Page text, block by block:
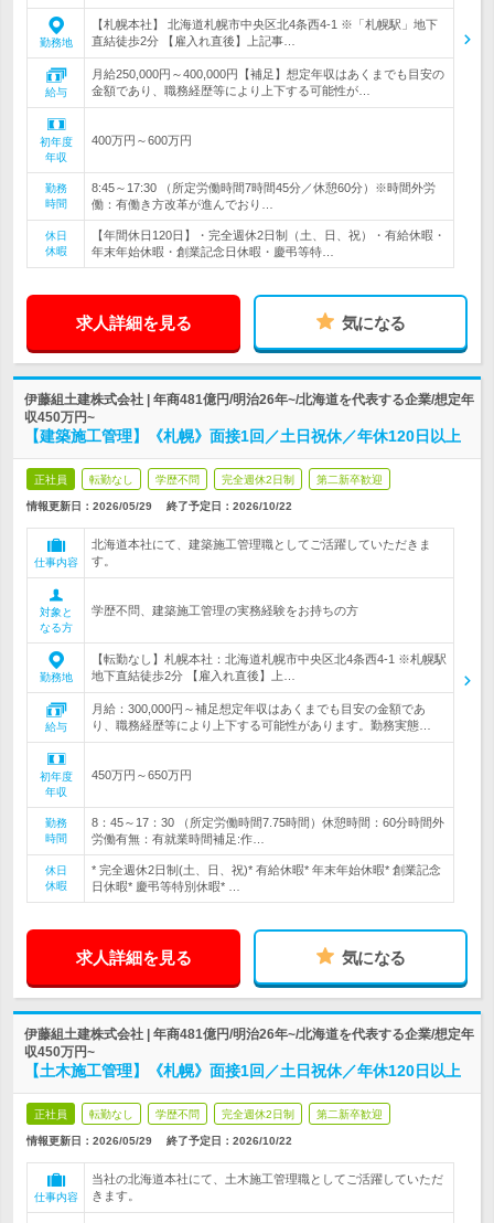
勤務地
【札幌本社】 北海道札幌市中央区北4条西4-1 ※「札幌駅」地下
直結徒歩2分 【雇入れ直後】上記事…
給与
月給250,000円～400,000円【補足】想定年収はあくまでも目安の
金額であり、職務経歴等により上下する可能性が…
初年度
年収
400万円～600万円
勤務
時間
8:45～17:30 （所定労働時間7時間45分／休憩60分）※時間外労
働：有働き方改革が進んでおり…
休日
休暇
【年間休日120日】・完全週休2日制（土、日、祝）・有給休暇・
年末年始休暇・創業記念日休暇・慶弔等特…
求人詳細を見る 気になる
伊藤組土建株式会社 | 年商481億円/明治26年~/北海道を代表する企業/想定年
収450万円~
【建築施工管理】《札幌》面接1回／土日祝休／年休120日以上
正社員 転勤なし 学歴不問 完全週休2日制 第二新卒歓迎
情報更新日：2026/05/29 終了予定日： 2026/10/22
仕事内容
北海道本社にて、建築施工管理職としてご活躍していただきま
す。
対象と
なる方
学歴不問、建築施工管理の実務経験をお持ちの方
勤務地
【転勤なし】札幌本社：北海道札幌市中央区北4条西4-1 ※札幌駅
地下直結徒歩2分 【雇入れ直後】上…
給与
月給：300,000円～補足想定年収はあくまでも目安の金額であ
り、職務経歴等により上下する可能性があります。勤務実態…
初年度
年収
450万円～650万円
勤務
時間
8：45～17：30 （所定労働時間7.75時間）休憩時間：60分時間外
労働有無：有就業時間補足:作…
休日
休暇
* 完全週休2日制(土、日、祝)* 有給休暇* 年末年始休暇* 創業記念
日休暇* 慶弔等特別休暇* …
求人詳細を見る 気になる
伊藤組土建株式会社 | 年商481億円/明治26年~/北海道を代表する企業/想定年
収450万円~
【土木施工管理】《札幌》面接1回／土日祝休／年休120日以上
正社員 転勤なし 学歴不問 完全週休2日制 第二新卒歓迎
情報更新日：2026/05/29 終了予定日： 2026/10/22
仕事内容
当社の北海道本社にて、土木施工管理職としてご活躍していただ
きます。